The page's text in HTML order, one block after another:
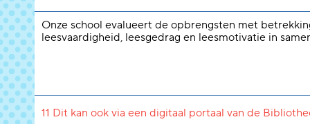
Onze school evalueert de opbrengsten met
leesvaardigheid, leesgedrag en leesmotivatie in
11 Dit kan ook via een digitaal portaal van de